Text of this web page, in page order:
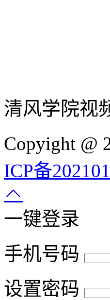
清风学院视
Copyight @
ICP备
一键登录
手机号码
设置密码